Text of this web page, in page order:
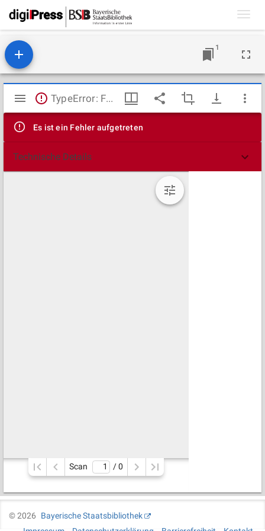
1
Mirador
Viewer
TypeError: Failed to fetch
Es ist ein Fehler aufgetreten
Technische Details
Scan / 0
©2026
Bayerische Staatsbibliothek